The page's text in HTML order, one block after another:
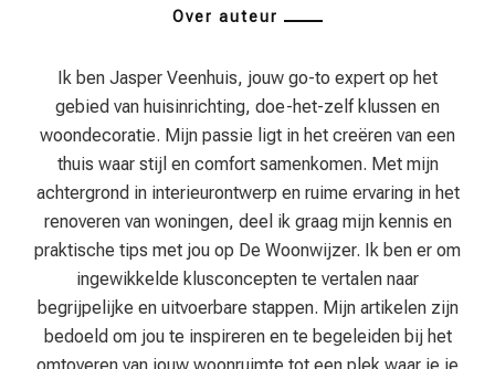
Over auteur
Ik ben Jasper Veenhuis, jouw go-to expert op het
gebied van huisinrichting, doe-het-zelf klussen en
woondecoratie. Mijn passie ligt in het creëren van een
thuis waar stijl en comfort samenkomen. Met mijn
achtergrond in interieurontwerp en ruime ervaring in het
renoveren van woningen, deel ik graag mijn kennis en
praktische tips met jou op De Woonwijzer. Ik ben er om
ingewikkelde klusconcepten te vertalen naar
begrijpelijke en uitvoerbare stappen. Mijn artikelen zijn
bedoeld om jou te inspireren en te begeleiden bij het